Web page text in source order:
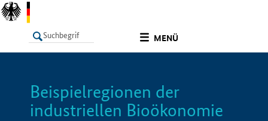
MENÜ
LISTE
Beispielregionen der
industriellen Bioökonomie